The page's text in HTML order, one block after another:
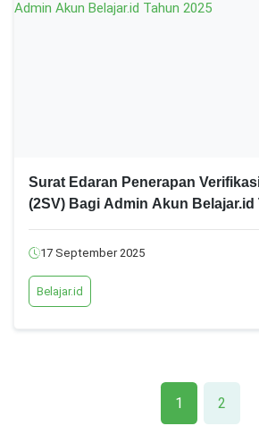
Surat Edaran Penerapan
(2SV) Bagi Admin Akun Belajar.id
17 September 2025
Belajar.id
1 2